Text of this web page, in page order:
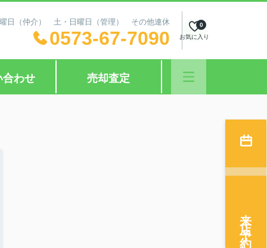
日（仲介） 土・日曜日（管理） その他連休
0573-67-7090 お気に入り
0
合わせ 売却査定
来店予約